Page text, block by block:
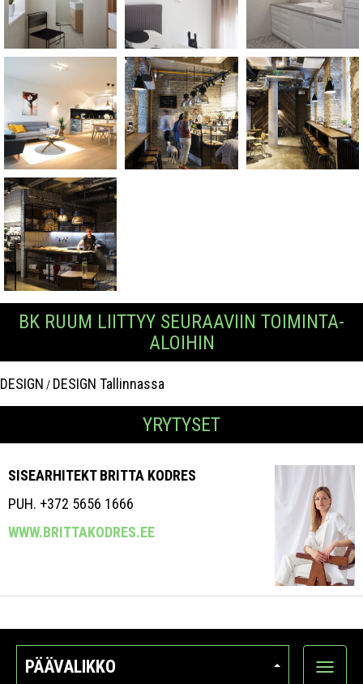
BK RUUM LIITTYY SEURAAVIIN TOIMINTA-
ALOIHIN
DESIGN / DESIGN Tallinnassa
YRYTYSET
SISEARHITEKT BRITTA KODRES
PUH. +372 5656 1666
WWW.BRITTAKODRES.EE
PÄÄVALIKKO
Näytä